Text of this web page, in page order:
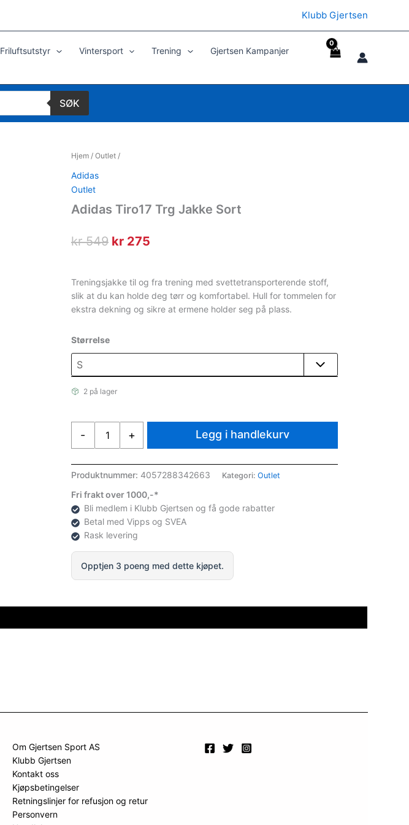
Klubb Gjertsen
Friluftsutstyr Vintersport Trening
Gjertsen Kampanjer
SØK
Hjem/ Outlet/
Adidas
Outlet
Adidas Tiro17 Trg Jakke Sort
kr549 Opprinnelig
var:
kr 549.
kr275Nåværende
er:
kr 275.
Treningsjakke til og fra trening med svettetransporterende stoff,
slik at du kan holde deg tørr og komfortabel. Hull for tommelen for
ekstra dekning og sikre at ermene holder seg på plass.
Størrelse
2 på lager
-
Jakke
Sort
antall
+ Legg i handlekurv
Produktnummer: 4057288342663 Kategori: Outlet
Fri frakt over 1000,-*
Bli medlem i Klubb Gjertsen og få gode rabatter
Betal med Vipps og SVEA
Rask levering
Opptjen 3 poeng med dette kjøpet.
Om Gjertsen Sport AS
Klubb Gjertsen
Kontakt oss
Kjøpsbetingelser
Retningslinjer for refusjon og retur
Personvern